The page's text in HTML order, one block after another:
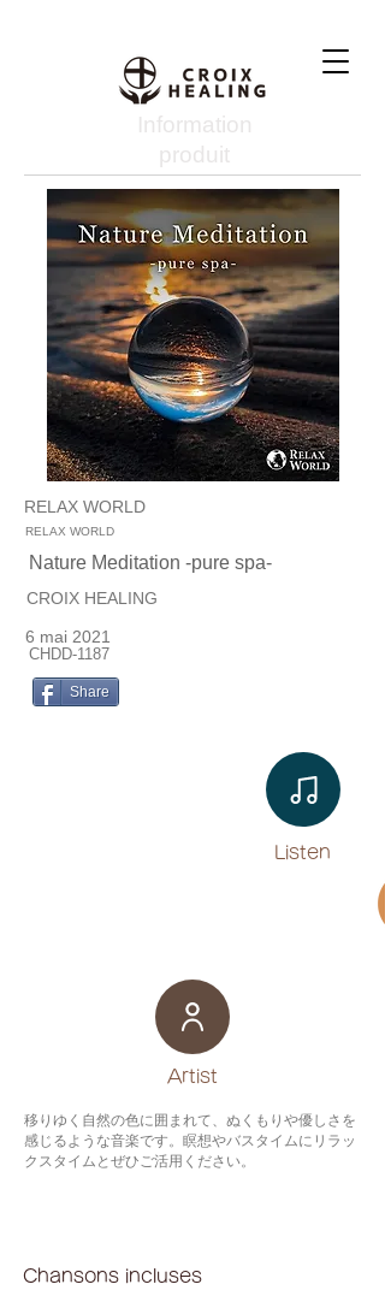
Information
produit
RELAX WORLD
RELAX WORLD
Nature Meditation -pure spa-
CROIX HEALING
6 mai 2021
CHDD-1187
Share
Listen​
​Artist
移りゆく自然の色に囲まれて、ぬくもりや優しさを
感じるような音楽です。瞑想やバスタイムにリラッ
クスタイムとぜひご活用ください。
Chansons incluses